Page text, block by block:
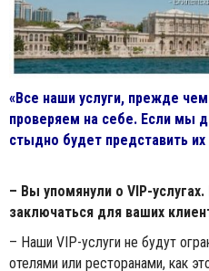
«Все наши услуги, прежде
проверяем на себе. Если мы
стыдно будет представить
– Вы упомянули о VIP-
заключаться для ваших
– Наши VIP-услуги не будут
отелями или ресторанами, как